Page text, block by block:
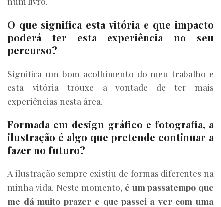
O que significa esta vitória e que impacto
poderá ter esta experiência no seu
percurso?
Significa um bom acolhimento do meu trabalho e
esta vitória trouxe a vontade de ter mais
experiências nesta área.
Formada em design gráfico e fotografia, a
ilustração é algo que pretende continuar a
fazer no futuro?
A ilustração sempre existiu de formas diferentes na
minha vida. Neste momento, é um passatempo que
me dá muito prazer e que passei a ver com uma